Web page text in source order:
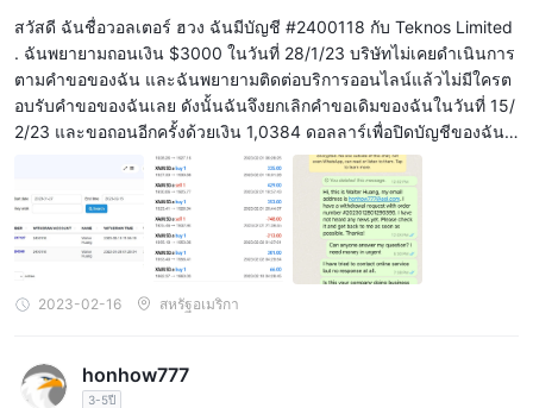
สวัสดี ฉันชื่อวอลเตอร์ ฮวง ฉันมีบัญชี #2400118 กับ Teknos Limited
. ฉันพยายามถอนเงิน $3000 ในวันที่ 28/1/23 บริษัทไม่เคยดำเนินการ
ตามคำขอของฉัน และฉันพยายามติดต่อบริการออนไลน์แล้วไม่มีใครต
อบรับคำขอของฉันเลย ดังนั้นฉันจึงยกเลิกคำขอเดิมของฉันในวันที่ 15/
2/23 และขอถอนอีกครั้งด้วยเงิน 1,0384 ดอลลาร์เพื่อปิดบัญชีของฉันกั
บบริษัทนี้ โปรดช่วยฉันแก้ไขปัญหานี้ ขอบคุณ!
2023-02-16 สหรัฐอเมริกา
honhow777
3-5ปี